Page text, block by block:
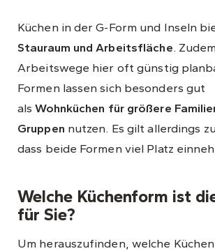
Küchen in der G-Form und Inseln
Stauraum und Arbeitsfläche .
Arbeitswege hier oft günstig
Formen lassen sich besonders gut
alsWohnküchen für größere
Gruppen nutzen. Es gilt allerdings
dass beide Formen viel Platz
Welche Küchenform ist
für Sie?
Um herauszufinden, welche